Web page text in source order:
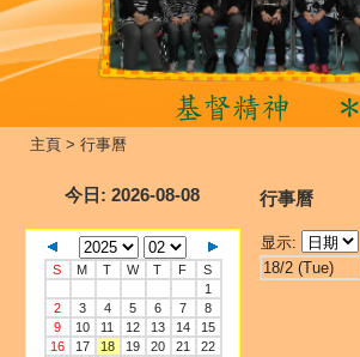
主頁 > 行事曆
今日 : 2026-08-08
S M T W T F
S
1
2
3 4 5 6 7
8
9
10 11 12 13 14
15
16
17 18 19 20 21
22
行事曆
显示:
18/2 (Tue)